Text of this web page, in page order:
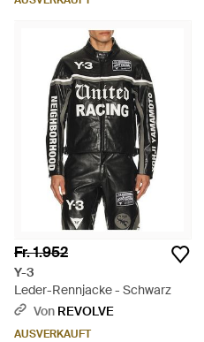
Fr. 1.952
Y-3
Leder-Rennjacke - Schwarz
Von REVOLVE
AUSVERKAUFT